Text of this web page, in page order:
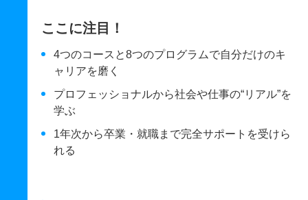
ここに注目！
4つのコースと8つのプログラムで自分だけのキ
ャリアを磨く
プロフェッショナルから社会や仕事の“リアル”を
学ぶ
1年次から卒業・就職まで完全サポートを受けら
れる